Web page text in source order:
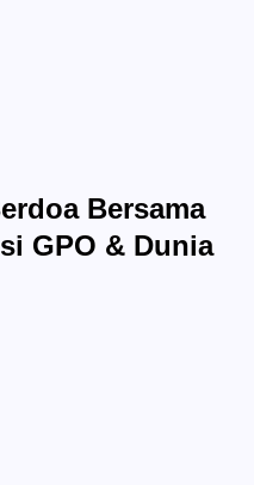
Bersama
GPO & Dunia